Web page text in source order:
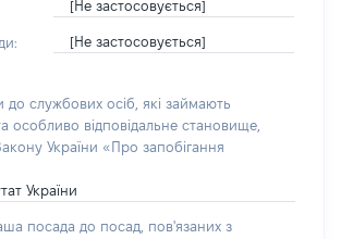
[Не застосовується]
[Не застосовується]
службових осіб, які займають
особливо відповідальне становище,
України «Про запобігання
України
посада до посад, пов'язаних з